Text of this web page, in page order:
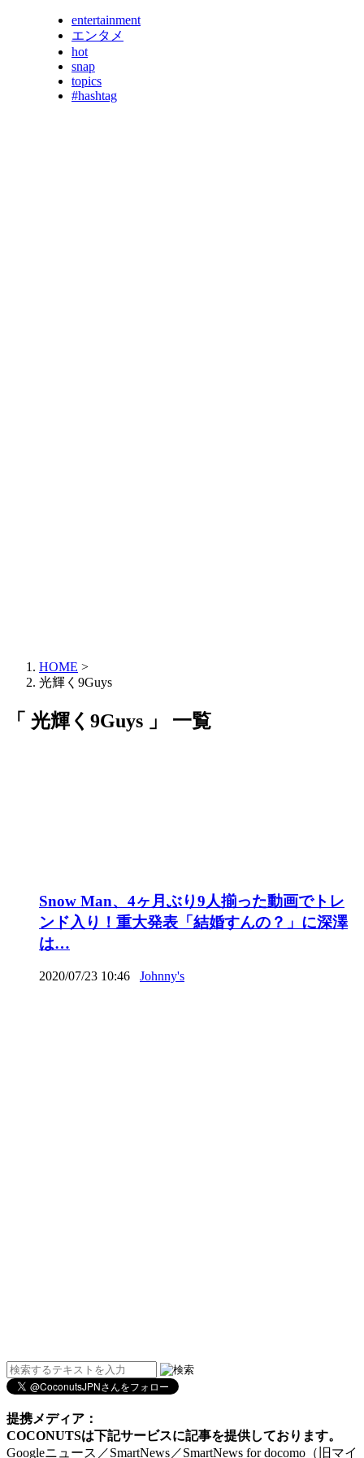
entertainment
エンタメ
hot
snap
topics
#hashtag
HOME >
光輝く9Guys
「 光輝く9Guys 」 一覧
Snow Man、4ヶ月ぶり9人揃った動画でトレ
ンド入り！重大発表「結婚すんの？」に深澤
は…
2020/07/23 10:46 Johnny's
提携メディア：
COCONUTSは下記サービスに記事を提供しております。
Googleニュース／SmartNews／SmartNews for docomo（旧マイ